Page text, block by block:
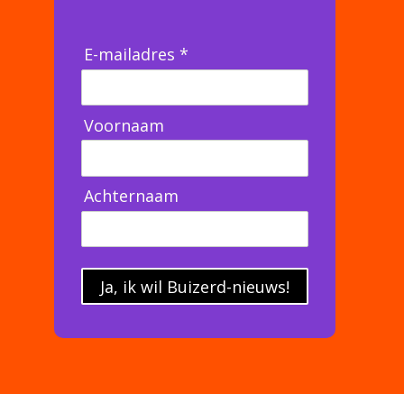
E-mailadres *
Voornaam
Achternaam
Ja, ik wil Buizerd-nieuws!